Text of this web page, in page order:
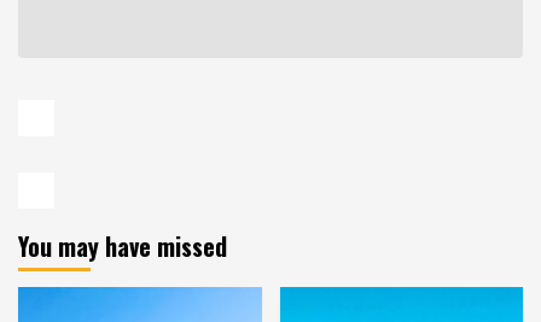
You may have missed